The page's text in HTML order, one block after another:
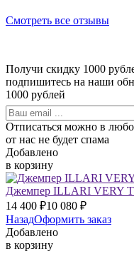
Смотреть все отзывы
Получи скидку 1000
подпишитесь на наши
1000 рублей
Отписаться можно в
от нас не будет спама
Добавлено
в корзину
Джемпер ILLARI VERY
14 400 ₽10 080 ₽
НазадОформить заказ
Добавлено
в корзину